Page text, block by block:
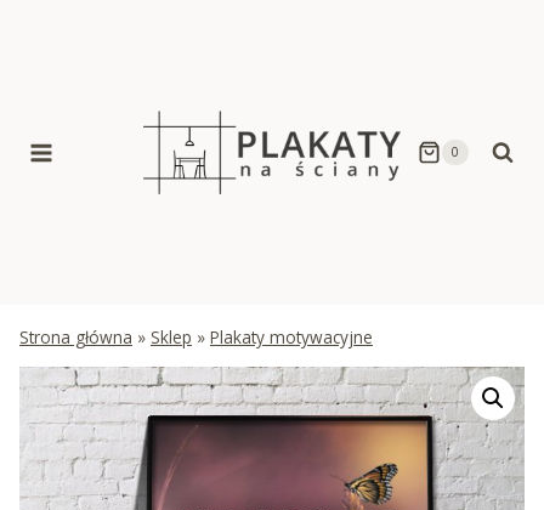
0
Strona główna » Sklep » Plakaty motywacyjne